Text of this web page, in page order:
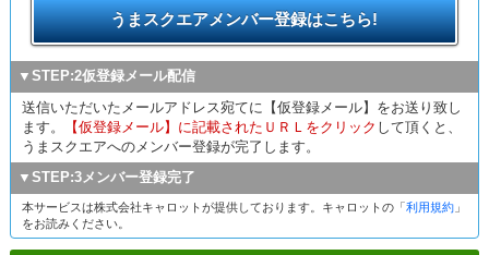
うまスクエアメンバー登録はこちら!
▼STEP:2仮登録メール配信
送信いただいたメールアドレス宛てに【仮登録メール】をお送り致し
ます。
【仮登録メール】に記載されたＵＲＬをクリック して頂くと、
うまスクエアへのメンバー登録が完了します。
▼STEP:3メンバー登録完了
本サービスは株式会社キャロットが提供しております。キャロットの「利用規約」
をお読みください。